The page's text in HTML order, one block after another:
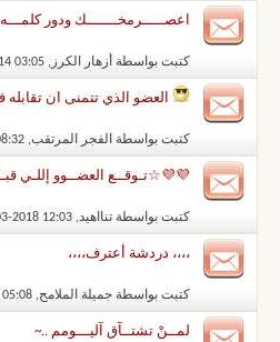
اعصـــــرمخـــــــك ودور
كتبت بواسطة أزهار الكرز ‏, 28-09-2014 03:05 PM
العضو الذي تتمنى ان تقابله
كتبت بواسطة الفجر المرتقب‏, 05-04-2016 08:32 AM
💜💜☆تـوقــع العضــوو
كتبت بواسطة تنااهيد‏, 19-03-2018 12:03 PM
،،،، دردشة أعترف،،،،
كتبت بواسطة جميلة الملامح‏, 08-08-2020 05:08 PM
لمــنْ تشتــآق آليـــومم ..~